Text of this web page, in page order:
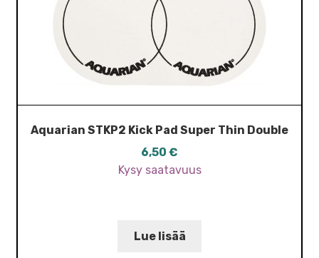
Aquarian STKP2 Kick Pad Super Thin Double
6,50 €
Kysy saatavuus
Lue lisää